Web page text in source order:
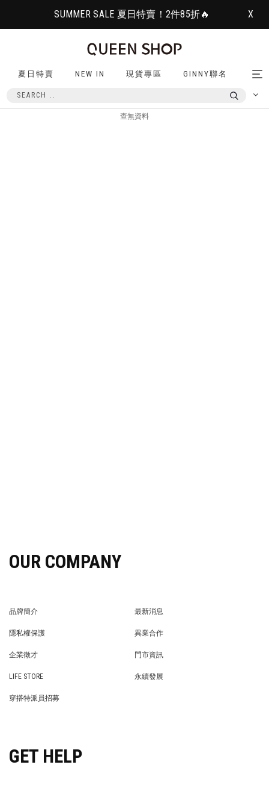
SUMMER SALE 夏日特賣！2件85折🔥 X
夏日特賣 NEW IN 現貨專區 GINNY聯名
查無資料
OUR COMPANY
品牌簡介
最新消息
隱私權保護
異業合作
企業徵才
門市資訊
LIFE STORE
永續發展
穿搭特派員招募
GET HELP